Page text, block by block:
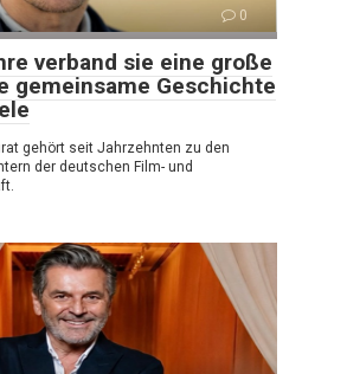
0
verband sie eine große
gemeinsame Geschichte
gehört seit Jahrzehnten zu den
der deutschen Film- und